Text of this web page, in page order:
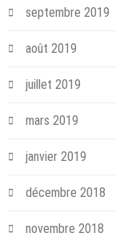
septembre 2019
août 2019
juillet 2019
mars 2019
janvier 2019
décembre 2018
novembre 2018